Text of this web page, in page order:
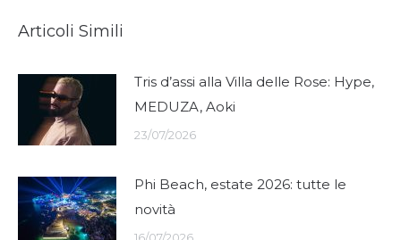
Articoli Simili
Tris d’assi alla Villa delle Rose: Hype,
MEDUZA, Aoki
23/07/2026
Phi Beach, estate 2026: tutte le
novità